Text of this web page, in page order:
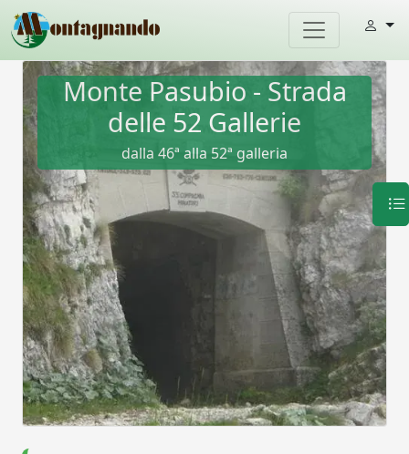
Monte Pasubio - Strada
delle 52 Gallerie
dalla 46ª alla 52ª galleria